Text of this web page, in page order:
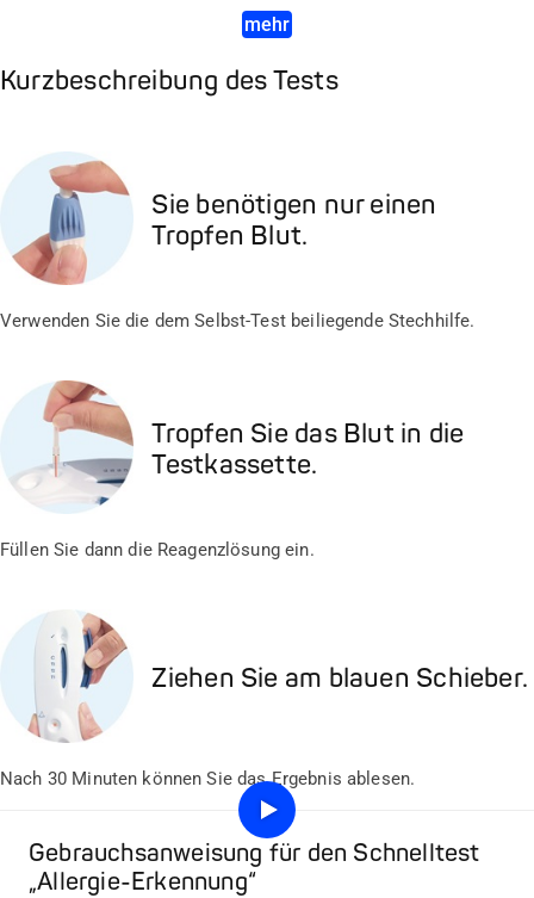
mehr
Kurzbeschreibung des Tests
Sie benötigen nur einen
Tropfen Blut.
Verwenden Sie die dem Selbst-Test beiliegende Stechhilfe.
Tropfen Sie das Blut in die
Testkassette.
Füllen Sie dann die Reagenzlösung ein.
Ziehen Sie am blauen Schieber.
Nach 30 Minuten können Sie das Ergebnis ablesen.
Gebrauchsanweisung für den Schnelltest
„Allergie-Erkennung“